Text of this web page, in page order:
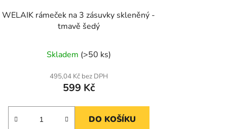
WELAIK rámeček na 3 zásuvky skleněný -
tmavě šedý
Skladem (>50 ks)
495,04 Kč bez DPH
599 Kč
DO KOŠÍKU